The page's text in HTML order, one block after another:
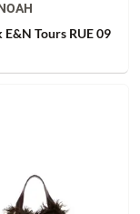
E&N Tours RUE 09